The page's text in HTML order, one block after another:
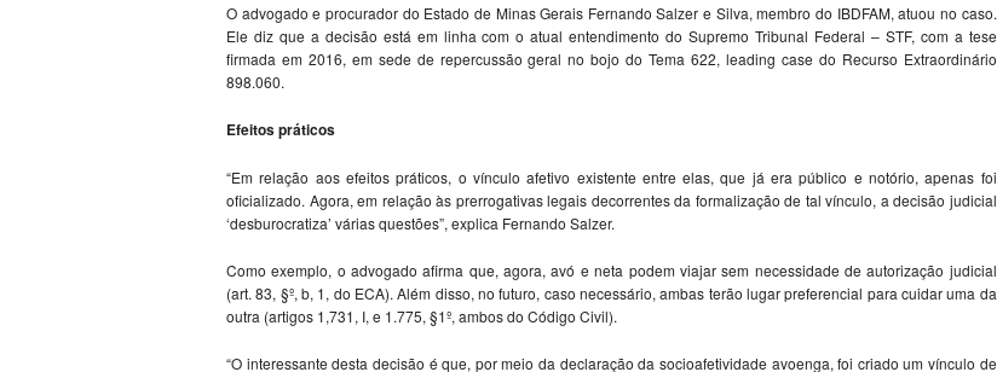
O advogado e procurador do Estado de Minas Gerais Fernando Salzer e Silva, membro do IBDFAM, atuou no caso.
Ele diz que a decisão está em linha com o atual entendimento do Supremo Tribunal Federal – STF, com a tese
firmada em 2016, em sede de repercussão geral no bojo do Tema 622, leading case do Recurso Extraordinário
898.060.
Efeitos práticos
“Em relação aos efeitos práticos, o vínculo afetivo existente entre elas, que já era público e notório, apenas foi
oficializado. Agora, em relação às prerrogativas legais decorrentes da formalização de tal vínculo, a decisão judicial
‘desburocratiza’ várias questões”, explica Fernando Salzer.
Como exemplo, o advogado afirma que, agora, avó e neta podem viajar sem necessidade de autorização judicial
(art. 83, §º, b, 1, do ECA). Além disso, no futuro, caso necessário, ambas terão lugar preferencial para cuidar uma da
outra (artigos 1,731, I, e 1.775, §1º, ambos do Código Civil).
“O interessante desta decisão é que, por meio da declaração da socioafetividade avoenga, foi criado um vínculo de